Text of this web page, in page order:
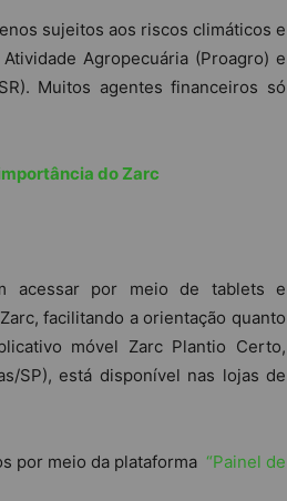
sujeitos aos riscos climáticos e
Agropecuária (Proagro) e
Muitos agentes financeiros só
do Zarc
acessar por meio de tablets e
facilitando a orientação quanto
móvel Zarc Plantio Certo,
SP), está disponível nas lojas de
por meio da plataforma “Painel de